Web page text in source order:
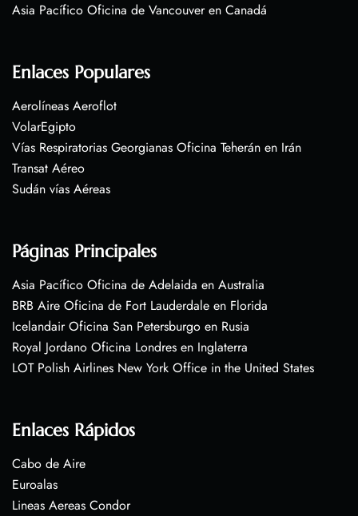
Asia Pacífico Oficina de Vancouver en Canadá
Enlaces Populares
Aerolíneas Aeroflot
VolarEgipto
Vías Respiratorias Georgianas Oficina Teherán en Irán
Transat Aéreo
Sudán vías Aéreas
Páginas Principales
Asia Pacífico Oficina de Adelaida en Australia
BRB Aire Oficina de Fort Lauderdale en Florida
Icelandair Oficina San Petersburgo en Rusia
Royal Jordano Oficina Londres en Inglaterra
LOT Polish Airlines New York Office in the United States
Enlaces Rápidos
Cabo de Aire
Euroalas
Lineas Aereas Condor